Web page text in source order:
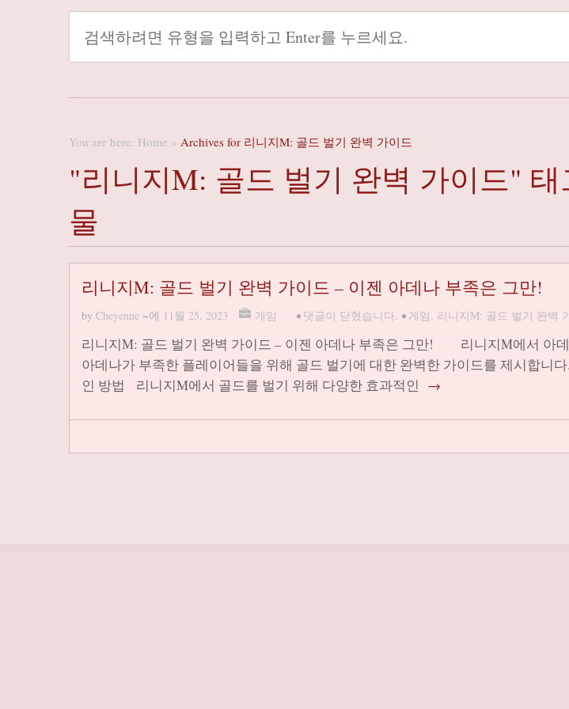
You are here: Home » Archives for 리니지M: 골드 벌기 완벽 가이드
"리니지M: 골드 벌기 완벽 가이드" 태
물
리니지M: 골드 벌기 완벽 가이드 – 이젠 아데나 부족은 그만!
by Cheyenne ~에 11월 25, 2023 게임 • 댓글이 닫혔습니다. • 게임, 리니지M: 골드 벌기 완벽
리니지M: 골드 벌기 완벽 가이드 – 이젠 아데나 부족은 그만! 리니지M에서 아
아데나가 부족한 플레이어들을 위해 골드 벌기에 대한 완벽한 가이드를 제시합니
인 방법 리니지M에서 골드를 벌기 위해 다양한 효과적인 →